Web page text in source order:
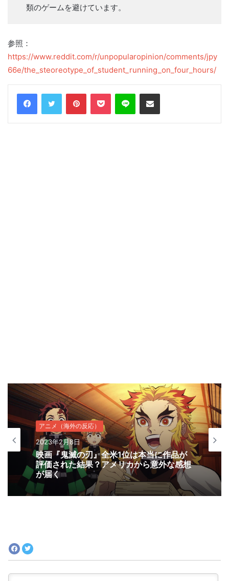
類のゲームを避けています。
参照：
https://www.reddit.com/r/unpopularopinion/comments/jpy
66e/the_steoreotype_of_student_running_on_four_hours/
FacebookTwitter PinterestPocket Line Share via Email
アニメ（海外の反応）
2023年2月8日
映画『鬼滅の刃』全米1位は本当に作品が
評価された結果？アメリカから意外な感想
が届く